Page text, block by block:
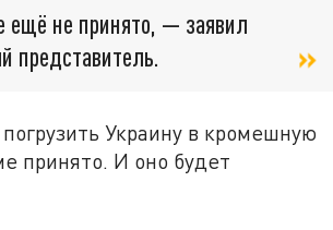
ещё не принято, — заявил
представитель.
Украину в кромешную
принято. И оно будет